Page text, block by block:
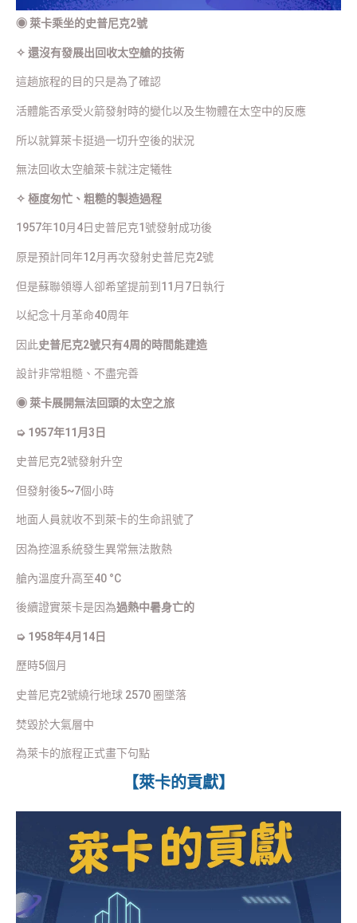
◉ 萊卡乘坐的史普尼克2號
✧ 還沒有發展出回收太空艙的技術
這趟旅程的目的只是為了確認
活體能否承受火箭發射時的變化以及生物體在太空中的反應
所以就算萊卡挺過一切升空後的狀況
無法回收太空艙萊卡就注定犧牲
✧ 極度匆忙、粗糙的製造過程
1957年10月4日史普尼克1號發射成功後
原是預計同年12月再次發射史普尼克2號
但是蘇聯領導人卻希望提前到11月7日執行
以紀念十月革命40周年
因此史普尼克2號只有4周的時間能建造
設計非常粗糙、不盡完善
◉ 萊卡展開無法回頭的太空之旅
➭ 1957年11月3日
史普尼克2號發射升空
但發射後5~7個小時
地面人員就收不到萊卡的生命訊號了
因為控溫系統發生異常無法散熱
艙內溫度升高至40 °C
後續證實萊卡是因為過熱中暑身亡的
➭ 1958年4月14日
歷時5個月
史普尼克2號繞行地球 2570 圈墜落
焚毀於大氣層中
為萊卡的旅程正式畫下句點
【萊卡的貢獻】